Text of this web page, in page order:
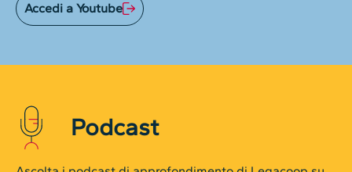
Accedi a Youtube
Podcast